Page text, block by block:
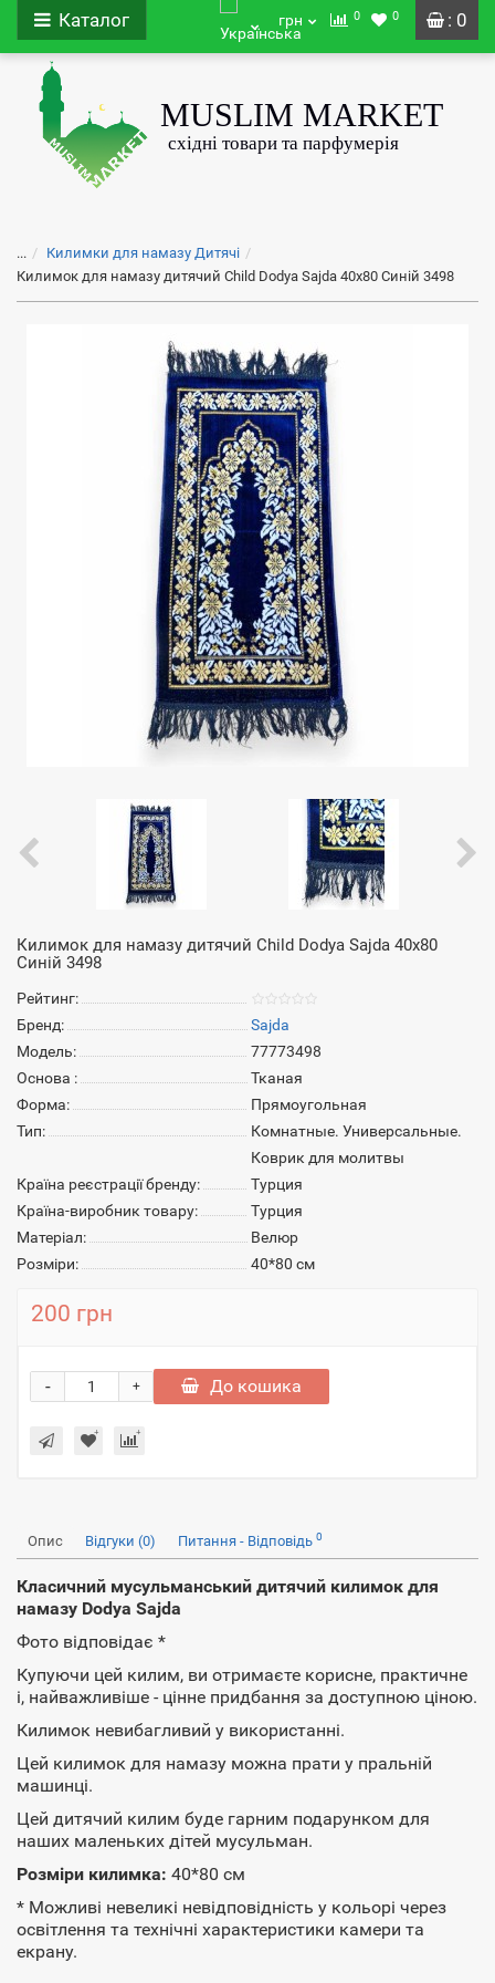
: 0
Каталог грн 0 0
...
Килимки для намазу Дитячі
Килимок для намазу дитячий Child Dodya Sajda 40x80 Синій 3498
Килимок для намазу дитячий Child Dodya Sajda 40x80
Синій 3498
Рейтинг:
Бренд:
Sajda
Модель:
77773498
Основа :
Тканая
Форма:
Прямоугольная
Тип:
Комнатные. Универсальные.
Коврик для молитвы
Країна реєстрації бренду:
Турция
Країна-виробник товару:
Турция
Матеріал:
Велюр
Розміри:
40*80 см
200 грн
+
- До кошика
Опис Відгуки (0) Питання - Відповідь 0
Класичний мусульманський дитячий килимок для
намазу Dodya Sajda
Фото відповідає *
Купуючи цей килим, ви отримаєте корисне, практичне
і, найважливіше - цінне придбання за доступною ціною.
Килимок невибагливий у використанні.
Цей килимок для намазу можна прати у пральній
машинці.
Цей дитячий килим буде гарним подарунком для
наших маленьких дітей мусульман.
Розміри килимка: 40*80 см
* Можливі невеликі невідповідність у кольорі через
освітлення та технічні характеристики камери та
екрану.